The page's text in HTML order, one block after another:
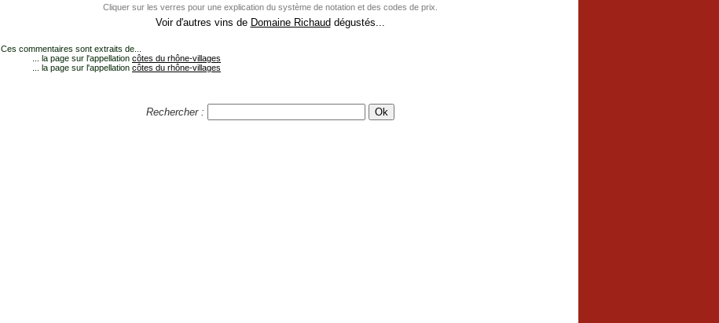
Cliquer sur les verres pour une explication du système de notation et des codes de prix.
Voir d'autres vins de Domaine Richaud dégustés...
Ces commentaires sont extraits de...
... la page sur l'appellation côtes du rhône-villages
... la page sur l'appellation côtes du rhône-villages
Rechercher :